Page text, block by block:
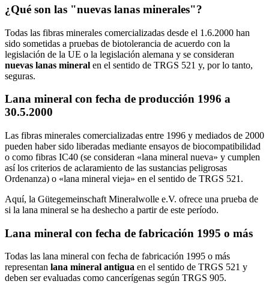
¿Qué son las "nuevas lanas minerales"?
Todas las fibras minerales comercializadas desde el 1.6.2000 han
sido sometidas a pruebas de biotolerancia de acuerdo con la
legislación de la UE o la legislación alemana y se consideran
nuevas lanas mineral en el sentido de TRGS 521 y, por lo tanto,
seguras.
Lana mineral con fecha de producción 1996 a
30.5.2000
Las fibras minerales comercializadas entre 1996 y mediados de 2000
pueden haber sido liberadas mediante ensayos de biocompatibilidad
o como fibras IC40 (se consideran «lana mineral nueva» y cumplen
así los criterios de aclaramiento de las sustancias peligrosas
Ordenanza) o «lana mineral vieja» en el sentido de TRGS 521.
Aquí, la Gütegemeinschaft Mineralwolle e.V. ofrece una prueba de
si la lana mineral se ha deshecho a partir de este período.
Lana mineral con fecha de fabricación 1995 o más
Todas las lana mineral con fecha de fabricación 1995 o más
representan lana mineral antigua en el sentido de TRGS 521 y
deben ser evaluadas como cancerígenas según TRGS 905.